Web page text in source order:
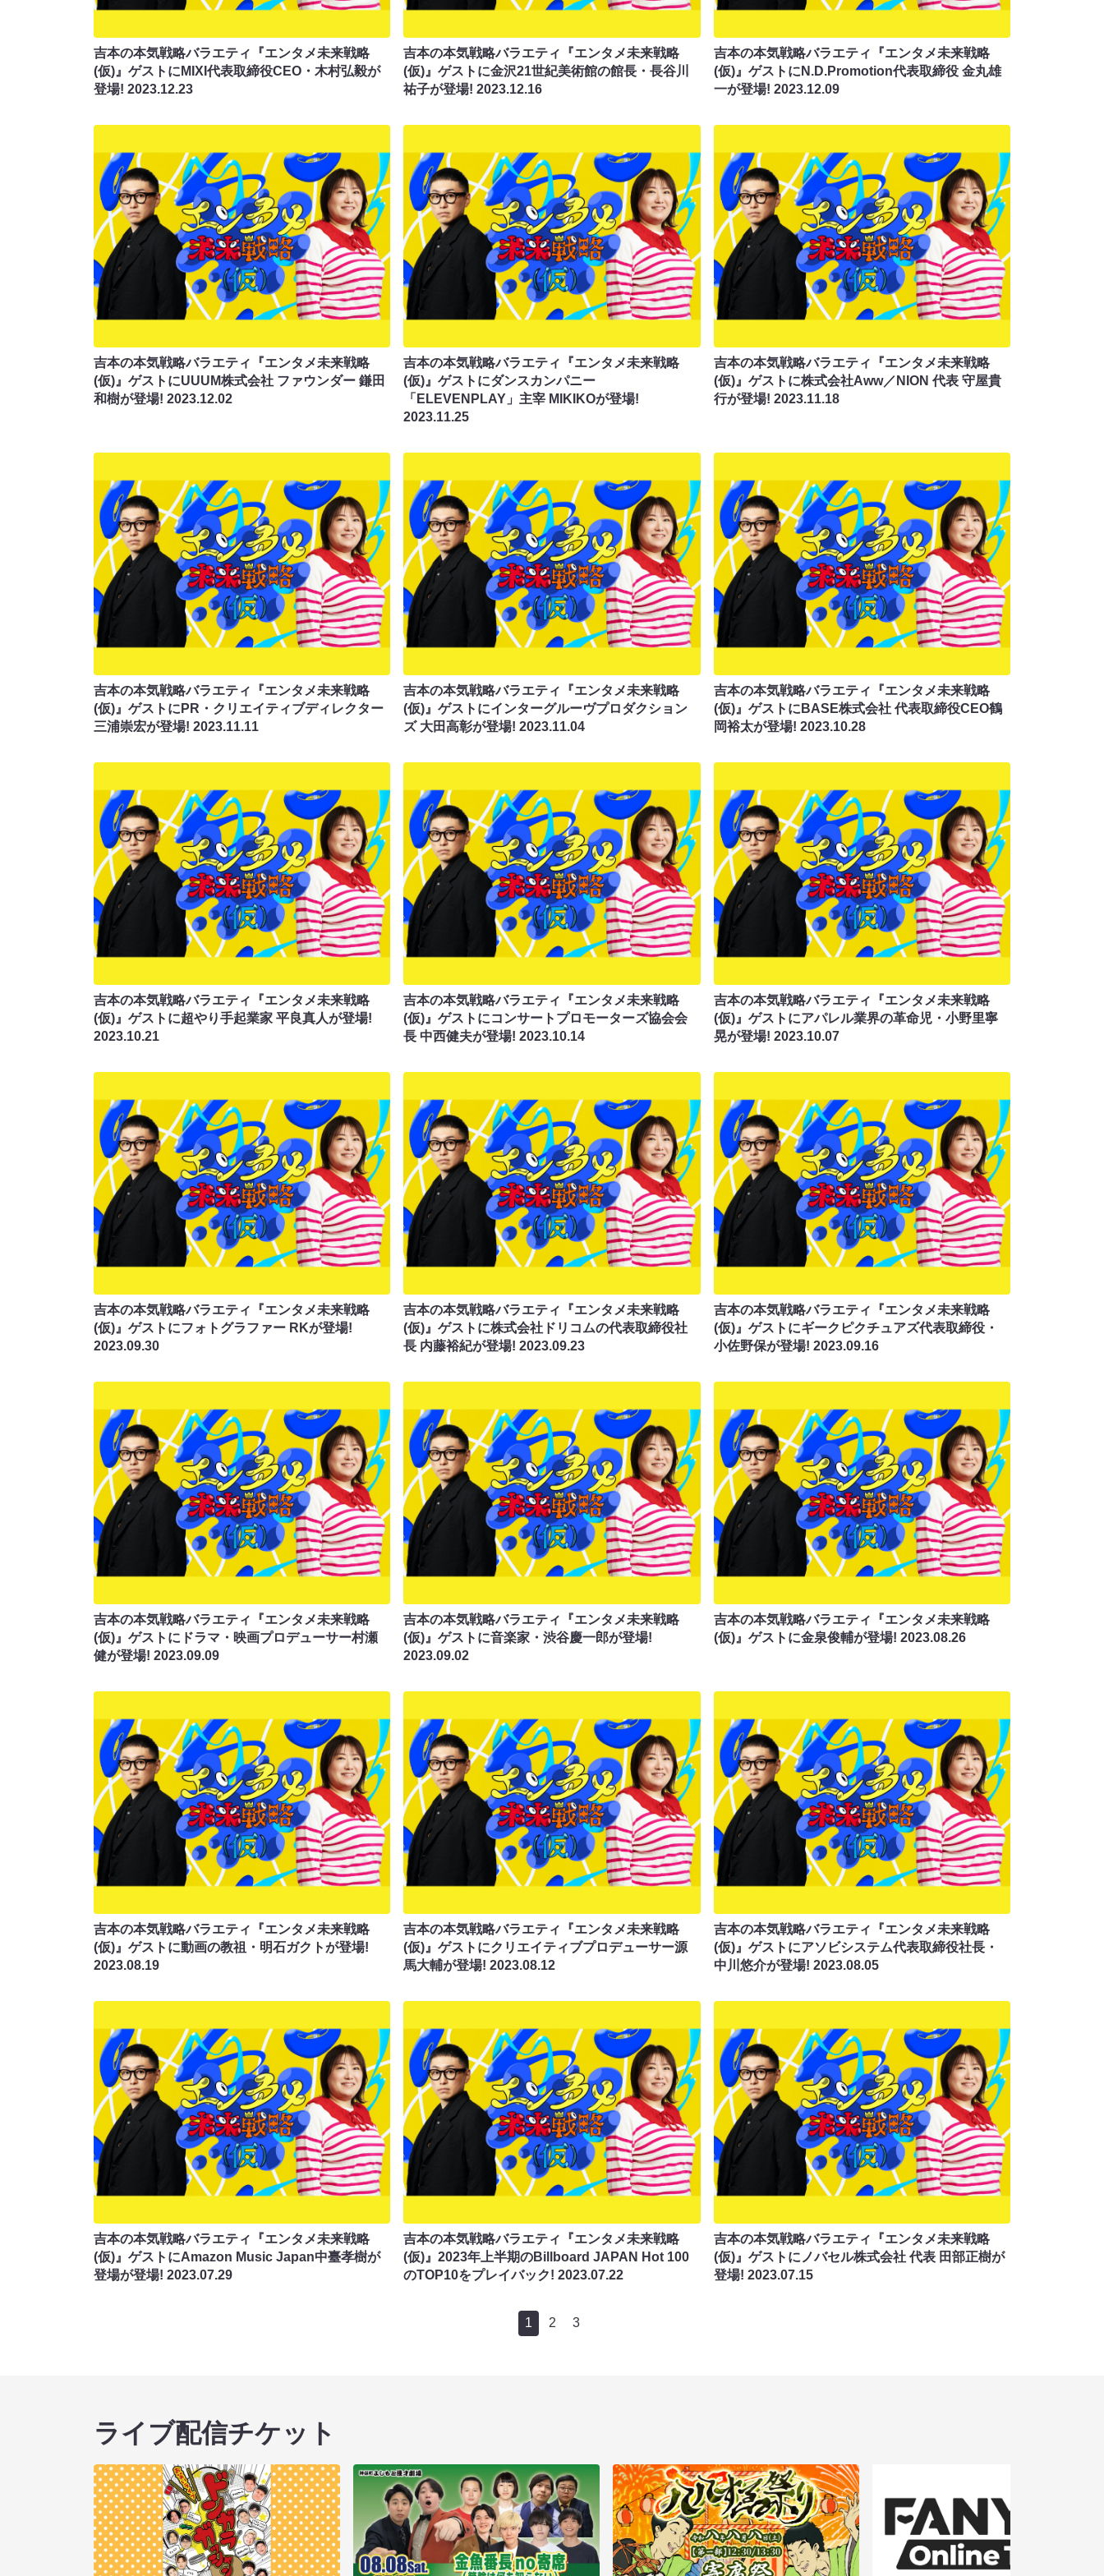
吉本の本気戦略バラエティ『エンタメ未来戦略
(仮)』ゲストにMIXI代表取締役CEO・木村弘毅が
登場! 2023.12.23
吉本の本気戦略バラエティ『エンタメ未来戦略
(仮)』ゲストに金沢21世紀美術館の館長・長谷川
祐子が登場!2023.12.16
吉本の本気戦略バラエティ『エンタメ未来戦略
(仮)』ゲストにN.D.Promotion代表取締役 金丸雄
一が登場! 2023.12.09
吉本の本気戦略バラエティ『エンタメ未来戦略
(仮)』ゲストにUUUM株式会社 ファウンダー 鎌田
和樹が登場! 2023.12.02
吉本の本気戦略バラエティ『エンタメ未来戦略
(仮)』ゲストにダンスカンパニー
「ELEVENPLAY」主宰 MIKIKOが登場!
2023.11.25
吉本の本気戦略バラエティ『エンタメ未来戦略
(仮)』ゲストに株式会社Aww／NION 代表 守屋貴
行が登場! 2023.11.18
吉本の本気戦略バラエティ『エンタメ未来戦略
(仮)』ゲストにPR・クリエイティブディレクター
三浦崇宏が登場! 2023.11.11
吉本の本気戦略バラエティ『エンタメ未来戦略
(仮)』ゲストにインターグルーヴプロダクション
ズ 大田高彰が登場!2023.11.04
吉本の本気戦略バラエティ『エンタメ未来戦略
(仮)』ゲストにBASE株式会社 代表取締役CEO鶴
岡裕太が登場! 2023.10.28
吉本の本気戦略バラエティ『エンタメ未来戦略
(仮)』ゲストに超やり手起業家 平良真人が登場!
2023.10.21
吉本の本気戦略バラエティ『エンタメ未来戦略
(仮)』ゲストにコンサートプロモーターズ協会会
長 中西健夫が登場!2023.10.14
吉本の本気戦略バラエティ『エンタメ未来戦略
(仮)』ゲストにアパレル業界の革命児・小野里寧
晃が登場! 2023.10.07
吉本の本気戦略バラエティ『エンタメ未来戦略
(仮)』ゲストにフォトグラファー RKが登場!
2023.09.30
吉本の本気戦略バラエティ『エンタメ未来戦略
(仮)』ゲストに株式会社ドリコムの代表取締役社
長 内藤裕紀が登場!2023.09.23
吉本の本気戦略バラエティ『エンタメ未来戦略
(仮)』ゲストにギークピクチュアズ代表取締役・
小佐野保が登場! 2023.09.16
吉本の本気戦略バラエティ『エンタメ未来戦略
(仮)』ゲストにドラマ・映画プロデューサー村瀬
健が登場! 2023.09.09
吉本の本気戦略バラエティ『エンタメ未来戦略
(仮)』ゲストに音楽家・渋谷慶一郎が登場!
2023.09.02
吉本の本気戦略バラエティ『エンタメ未来戦略
(仮)』ゲストに金泉俊輔が登場! 2023.08.26
吉本の本気戦略バラエティ『エンタメ未来戦略
(仮)』ゲストに動画の教祖・明石ガクトが登場!
2023.08.19
吉本の本気戦略バラエティ『エンタメ未来戦略
(仮)』ゲストにクリエイティブプロデューサー源
馬大輔が登場!2023.08.12
吉本の本気戦略バラエティ『エンタメ未来戦略
(仮)』ゲストにアソビシステム代表取締役社長・
中川悠介が登場! 2023.08.05
吉本の本気戦略バラエティ『エンタメ未来戦略
(仮)』ゲストにAmazon Music Japan中臺孝樹が
登場が登場! 2023.07.29
吉本の本気戦略バラエティ『エンタメ未来戦略
(仮)』2023年上半期のBillboard JAPAN Hot 100
のTOP10をプレイバック!2023.07.22
吉本の本気戦略バラエティ『エンタメ未来戦略
(仮)』ゲストにノバセル株式会社 代表 田部正樹が
登場! 2023.07.15
1 2 3
ライブ配信チケット